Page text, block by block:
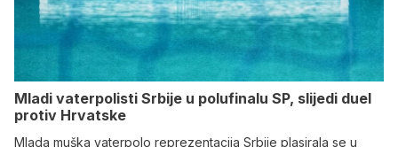
Mladi vaterpolisti Srbije u polufinalu SP, slijedi duel
protiv Hrvatske
Mlada muška vaterpolo reprezentacija Srbije plasirala se u